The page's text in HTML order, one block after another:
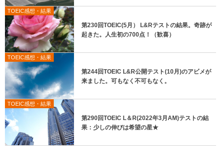
TOEIC感想・結果
第230回TOEIC(5月） L&Rテストの結果。奇跡が
起きた。人生初の700点！（歓喜）
TOEIC感想・結果
第244回TOEIC L&R公開テスト(10月)のアビメが
来ました。可もなく不可もなく。
TOEIC感想・結果
第290回TOEIC L＆R(2022年3月AM)テストの結
果：少しの伸びは希望の星★